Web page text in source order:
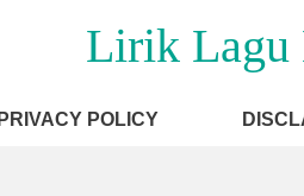
Lirik Lagu
PRIVACY POLICY